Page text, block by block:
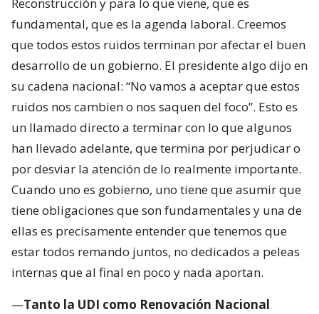
Reconstrucción y para lo que viene, que es
fundamental, que es la agenda laboral. Creemos
que todos estos ruidos terminan por afectar el buen
desarrollo de un gobierno. El presidente algo dijo en
su cadena nacional: “No vamos a aceptar que estos
ruidos nos cambien o nos saquen del foco”. Esto es
un llamado directo a terminar con lo que algunos
han llevado adelante, que termina por perjudicar o
por desviar la atención de lo realmente importante.
Cuando uno es gobierno, uno tiene que asumir que
tiene obligaciones que son fundamentales y una de
ellas es precisamente entender que tenemos que
estar todos remando juntos, no dedicados a peleas
internas que al final en poco y nada aportan.
—Tanto la UDI como Renovación Nacional